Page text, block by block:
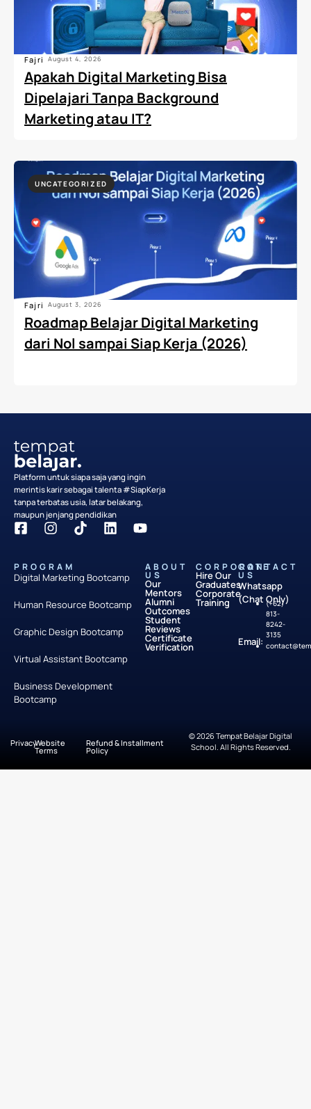
Fajri August 4, 2026
Apakah Digital Marketing Bisa
Dipelajari Tanpa Background
Marketing atau IT?
UNCATEGORIZED
Fajri August 3, 2026
Roadmap Belajar Digital Marketing
dari Nol sampai Siap Kerja (2026)
Platform untuk siapa saja yang ingin
merintis karir sebagai talenta #SiapKerja
tanpa terbatas usia, latar belakang,
maupun jenjang pendidikan
PROGRAM
Digital Marketing Bootcamp
Human Resource Bootcamp
Graphic Design Bootcamp
Virtual Assistant Bootcamp
Business Development
Bootcamp
ABOUT
US
Our
Mentors
Alumni
Outcomes
Student
Reviews
Certificate
Verification
CORPORATE
Hire Our
Graduates
Corporate
Training
CONTACT
US
Whatsapp
(Chat Only)
(+62)
813-
8242-
3135
Email:
PrivacyWebsite
Terms
Refund & Installment
Policy
© 2026 Tempat Belajar Digital
School. All Rights Reserved.